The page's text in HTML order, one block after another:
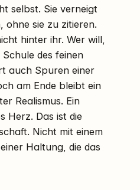
selbst. Sie verneigt
ohne sie zu zitieren.
hinter ihr. Wer will,
des feinen
auch Spuren einer
am Ende bleibt ein
Realismus. Ein
Herz. Das ist die
Nicht mit einem
Haltung, die das